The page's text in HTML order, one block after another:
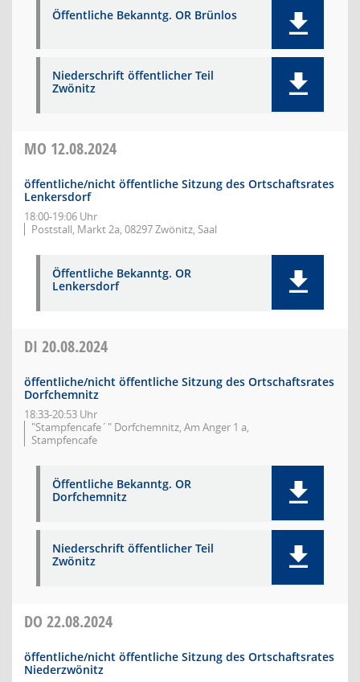
Öffentliche Bekanntg. OR Brünlos
Niederschrift öffentlicher Teil
Zwönitz
MO 12.08.2024
öffentliche/nicht öffentliche Sitzung des Ortschaftsrates
Lenkersdorf
18:00-19:06 Uhr
Poststall, Markt 2a, 08297 Zwönitz, Saal
Öffentliche Bekanntg. OR
Lenkersdorf
DI 20.08.2024
öffentliche/nicht öffentliche Sitzung des Ortschaftsrates
Dorfchemnitz
18:33-20:53 Uhr
"Stampfencafe´" Dorfchemnitz, Am Anger 1 a,
Stampfencafe
Öffentliche Bekanntg. OR
Dorfchemnitz
Niederschrift öffentlicher Teil
Zwönitz
DO 22.08.2024
öffentliche/nicht öffentliche Sitzung des Ortschaftsrates
Niederzwönitz